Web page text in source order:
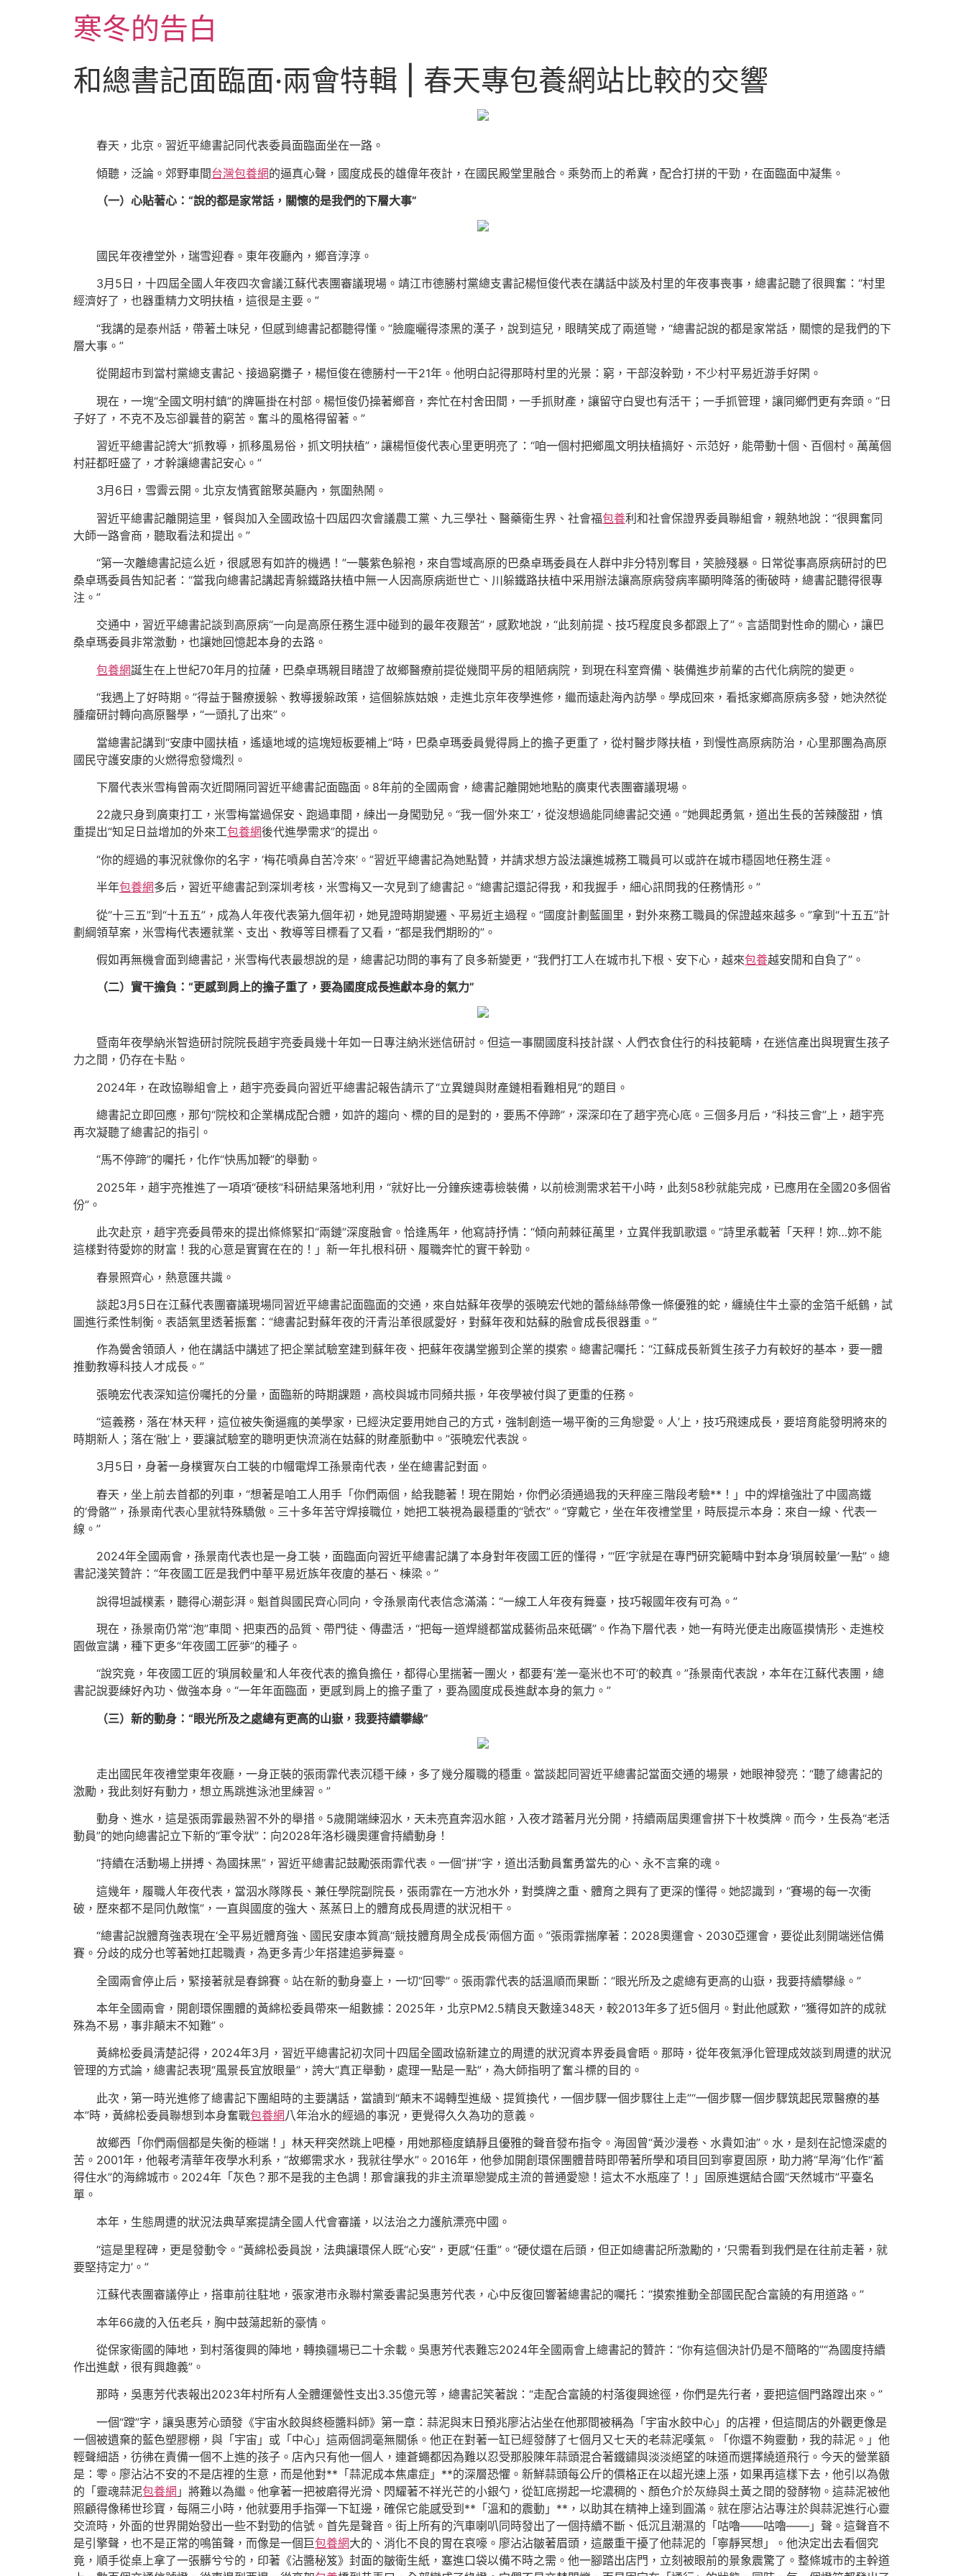
寒冬的告白
和總書記面臨面·兩會特輯 | 春天專包養網站比較的交響
春天，北京。習近平總書記同代表委員面臨面坐在一路。
傾聽，泛論。郊野車間台灣包養網的逼真心聲，國度成長的雄偉年夜計，在國民殿堂里融合。乘勢而上的希冀，配合打拼的干勁，在面臨面中凝集。
（一）心貼著心：“說的都是家常話，關懷的是我們的下層大事”
國民年夜禮堂外，瑞雪迎春。東年夜廳內，鄉音淳淳。
3月5日，十四屆全國人年夜四次會議江蘇代表團審議現場。靖江市德勝村黨總支書記楊恒俊代表在講話中談及村里的年夜事喪事，總書記聽了很興奮：“村里
經濟好了，也器重精力文明扶植，這很是主要。”
“我講的是泰州話，帶著土味兒，但感到總書記都聽得懂。”臉龐曬得漆黑的漢子，說到這兒，眼睛笑成了兩道彎，“總書記說的都是家常話，關懷的是我們的下
層大事。”
從開超市到當村黨總支書記、接過窮攤子，楊恒俊在德勝村一干21年。他明白記得那時村里的光景：窮，干部沒幹勁，不少村平易近游手好閑。
現在，一塊“全國文明村鎮”的牌匾掛在村部。楊恒俊仍操著鄉音，奔忙在村舍田間，一手抓財產，讓留守白叟也有活干；一手抓管理，讓同鄉們更有奔頭。“日
子好了，不克不及忘卻曩昔的窮苦。奮斗的風格得留著。”
習近平總書記誇大“抓教導，抓移風易俗，抓文明扶植”，讓楊恒俊代表心里更明亮了：“咱一個村把鄉風文明扶植搞好、示范好，能帶動十個、百個村。萬萬個
村莊都旺盛了，才幹讓總書記安心。”
3月6日，雪霽云開。北京友情賓館聚英廳內，氛圍熱鬧。
習近平總書記離開這里，餐與加入全國政協十四屆四次會議農工黨、九三學社、醫藥衛生界、社會福包養利和社會保證界委員聯組會，親熱地說：“很興奮同
大師一路會商，聽取看法和提出。”
“第一次離總書記這么近，很感恩有如許的機遇！”一襲紫色躲袍，來自雪域高原的巴桑卓瑪委員在人群中非分特別奪目，笑臉殘暴。日常從事高原病研討的巴
桑卓瑪委員告知記者：“當我向總書記講起青躲鐵路扶植中無一人因高原病逝世亡、川躲鐵路扶植中采用辦法讓高原病發病率顯明降落的衝破時，總書記聽得很專
注。”
交通中，習近平總書記談到高原病“一向是高原任務生涯中碰到的最年夜艱苦”，感歎地說，“此刻前提、技巧程度良多都跟上了”。言語間對性命的關心，讓巴
桑卓瑪委員非常激動，也讓她回憶起本身的去路。
包養網誕生在上世紀70年月的拉薩，巴桑卓瑪親目睹證了故鄉醫療前提從幾間平房的粗陋病院，到現在科室齊備、裝備進步前輩的古代化病院的變更。
“我遇上了好時期。”得益于醫療援躲、教導援躲政策，這個躲族姑娘，走進北京年夜學進修，繼而遠赴海內訪學。學成回來，看抵家鄉高原病多發，她決然從
腫瘤研討轉向高原醫學，“一頭扎了出來”。
當總書記講到“安康中國扶植，遙遠地域的這塊短板要補上”時，巴桑卓瑪委員覺得肩上的擔子更重了，從村醫步隊扶植，到慢性高原病防治，心里那團為高原
國民守護安康的火燃得愈發熾烈。
下層代表米雪梅曾兩次近間隔同習近平總書記面臨面。8年前的全國兩會，總書記離開她地點的廣東代表團審議現場。
22歲只身到廣東打工，米雪梅當過保安、跑過車間，練出一身闖勁兒。“我一個‘外來工’，從沒想過能同總書記交通。”她興起勇氣，道出生長的苦辣酸甜，慎
重提出“知足日益增加的外來工包養網後代進學需求”的提出。
“你的經過的事況就像你的名字，‘梅花噴鼻自苦冷來’。”習近平總書記為她點贊，并請求想方設法讓進城務工職員可以或許在城市穩固地任務生涯。
半年包養網多后，習近平總書記到深圳考核，米雪梅又一次見到了總書記。“總書記還記得我，和我握手，細心訊問我的任務情形。”
從“十三五”到“十五五”，成為人年夜代表第九個年初，她見證時期變遷、平易近主過程。“國度計劃藍圖里，對外來務工職員的保證越來越多。”拿到“十五五”計
劃綱領草案，米雪梅代表遷就業、支出、教導等目標看了又看，“都是我們期盼的”。
假如再無機會面到總書記，米雪梅代表最想說的是，總書記功問的事有了良多新變更，“我們打工人在城市扎下根、安下心，越來包養越安閒和自負了”。
（二）實干擔負：“更感到肩上的擔子重了，要為國度成長進獻本身的氣力”
暨南年夜學納米智造研討院院長趙宇亮委員幾十年如一日專注納米迷信研討。但這一事關國度科技計謀、人們衣食住行的科技範疇，在迷信產出與現實生孩子
力之間，仍存在卡點。
2024年，在政協聯組會上，趙宇亮委員向習近平總書記報告請示了“立異鏈與財產鏈相看難相見”的題目。
總書記立即回應，那句“院校和企業構成配合體，如許的趨向、標的目的是對的，要馬不停蹄”，深深印在了趙宇亮心底。三個多月后，“科技三會”上，趙宇亮
再次凝聽了總書記的指引。
“馬不停蹄”的囑托，化作“快馬加鞭”的舉動。
2025年，趙宇亮推進了一項項“硬核”科研結果落地利用，“就好比一分鐘疾速毒檢裝備，以前檢測需求若干小時，此刻58秒就能完成，已應用在全國20多個省
份”。
此次赴京，趙宇亮委員帶來的提出條條緊扣“兩鏈”深度融會。恰逢馬年，他寫詩抒情：“傾向荊棘征萬里，立異伴我凱歌還。”詩里承載著「天秤！妳…妳不能
這樣對待愛妳的財富！我的心意是實實在在的！」新一年扎根科研、履職奔忙的實干幹勁。
春景照齊心，熱意匯共識。
談起3月5日在江蘇代表團審議現場同習近平總書記面臨面的交通，來自姑蘇年夜學的張曉宏代她的蕾絲絲帶像一條優雅的蛇，纏繞住牛土豪的金箔千紙鶴，試
圖進行柔性制衡。表語氣里透著振奮：“總書記對蘇年夜的汗青沿革很感愛好，對蘇年夜和姑蘇的融會成長很器重。”
作為黌舍領頭人，他在講話中講述了把企業試驗室建到蘇年夜、把蘇年夜講堂搬到企業的摸索。總書記囑托：“江蘇成長新質生孩子力有較好的基本，要一體
推動教導科技人才成長。”
張曉宏代表深知這份囑托的分量，面臨新的時期課題，高校與城市同頻共振，年夜學被付與了更重的任務。
“這義務，落在‘林天秤，這位被失衡逼瘋的美學家，已經決定要用她自己的方式，強制創造一場平衡的三角戀愛。人’上，技巧飛速成長，要培育能發明將來的
時期新人；落在‘融’上，要讓試驗室的聰明更快流淌在姑蘇的財產脈動中。”張曉宏代表說。
3月5日，身著一身樸實灰白工裝的巾幗電焊工孫景南代表，坐在總書記對面。
春天，坐上前去首都的列車，“想著是咱工人用手「你們兩個，給我聽著！現在開始，你們必須通過我的天秤座三階段考驗**！」中的焊槍強壯了中國高鐵
的‘骨骼’”，孫景南代表心里就特殊驕傲。三十多年苦守焊接職位，她把工裝視為最穩重的“號衣”。“穿戴它，坐在年夜禮堂里，時辰提示本身：來自一線、代表一
線。”
2024年全國兩會，孫景南代表也是一身工裝，面臨面向習近平總書記講了本身對年夜國工匠的懂得，“‘匠’字就是在專門研究範疇中對本身‘瑣屑較量’一點”。總
書記淺笑贊許：“年夜國工匠是我們中華平易近族年夜廈的基石、棟梁。”
說得坦誠樸素，聽得心潮彭湃。魁首與國民齊心同向，令孫景南代表信念滿滿：“一線工人年夜有舞臺，技巧報國年夜有可為。”
現在，孫景南仍常“泡”車間、把東西的品質、帶門徒、傳盡活，“把每一道焊縫都當成藝術品來砥礪”。作為下層代表，她一有時光便走出廠區摸情形、走進校
園做宣講，種下更多“年夜國工匠夢”的種子。
“說究竟，年夜國工匠的‘瑣屑較量’和人年夜代表的擔負擔任，都得心里揣著一團火，都要有‘差一毫米也不可’的較真。”孫景南代表說，本年在江蘇代表團，總
書記說要練好內功、做強本身。“一年年面臨面，更感到肩上的擔子重了，要為國度成長進獻本身的氣力。”
（三）新的動身：“眼光所及之處總有更高的山嶽，我要持續攀緣”
走出國民年夜禮堂東年夜廳，一身正裝的張雨霏代表沉穩干練，多了幾分履職的穩重。當談起同習近平總書記當面交通的場景，她眼神發亮：“聽了總書記的
激勵，我此刻好有動力，想立馬跳進泳池里練習。”
動身、進水，這是張雨霏最熟習不外的舉措。5歲開端練泅水，天未亮直奔泅水館，入夜才踏著月光分開，持續兩屆奧運會拼下十枚獎牌。而今，生長為“老活
動員”的她向總書記立下新的“軍令狀”：向2028年洛杉磯奧運會持續動身！
“持續在活動場上拼搏、為國抹黑”，習近平總書記鼓勵張雨霏代表。一個“拼”字，道出活動員奮勇當先的心、永不言棄的魂。
這幾年，履職人年夜代表，當泅水隊隊長、兼任學院副院長，張雨霏在一方池水外，對獎牌之重、體育之興有了更深的懂得。她認識到，“賽場的每一次衝
破，歷來都不是同仇敵愾”，一直與國度的強大、蒸蒸日上的體育成長周遭的狀況相干。
“總書記說體育強表現在‘全平易近體育強、國民安康本質高’‘競技體育周全成長’兩個方面。”張雨霏揣摩著：2028奧運會、2030亞運會，要從此刻開端迷信備
賽。分歧的成分也等著她扛起職責，為更多青少年搭建追夢舞臺。
全國兩會停止后，緊接著就是春錦賽。站在新的動身臺上，一切“回零”。張雨霏代表的話溫順而果斷：“眼光所及之處總有更高的山嶽，我要持續攀緣。”
本年全國兩會，開創環保團體的黃綿松委員帶來一組數據：2025年，北京PM2.5精良天數達348天，較2013年多了近5個月。對此他感歎，“獲得如許的成就
殊為不易，事非顛末不知難”。
黃綿松委員清楚記得，2024年3月，習近平總書記初次同十四屆全國政協新建立的周遭的狀況資本界委員會晤。那時，從年夜氣淨化管理成效談到周遭的狀況
管理的方式論，總書記表現“風景長宜放眼量”，誇大“真正舉動，處理一點是一點”，為大師指明了奮斗標的目的。
此次，第一時光進修了總書記下團組時的主要講話，當讀到“顛末不竭轉型進級、提質換代，一個步驟一個步驟往上走”“一個步驟一個步驟筑起民眾醫療的基
本”時，黃綿松委員聯想到本身奮戰包養網八年治水的經過的事況，更覺得久久為功的意義。
故鄉西「你們兩個都是失衡的極端！」林天秤突然跳上吧檯，用她那極度鎮靜且優雅的聲音發布指令。海固曾“黃沙漫卷、水貴如油”。水，是刻在記憶深處的
苦。2001年，他報考清華年夜學水利系，“故鄉需求水，我就往學水”。2016年，他參加開創環保團體昔時即帶著所學和項目回到寧夏固原，助力將“旱海”化作“蓄
得住水”的海綿城市。2024年「灰色？那不是我的主色調！那會讓我的非主流單戀變成主流的普通愛戀！這太不水瓶座了！」固原進選結合國“天然城市”平臺名
單。
本年，生態周遭的狀況法典草案提請全國人代會審議，以法治之力護航漂亮中國。
“這是里程碑，更是發動令。”黃綿松委員說，法典讓環保人既“心安”，更感“任重”。“硬仗還在后頭，但正如總書記所激勵的，‘只需看到我們是在往前走著，就
要堅持定力’。”
江蘇代表團審議停止，搭車前往駐地，張家港市永聯村黨委書記吳惠芳代表，心中反復回響著總書記的囑托：“摸索推動全部國民配合富饒的有用道路。”
本年66歲的入伍老兵，胸中鼓蕩起新的豪情。
從保家衛國的陣地，到村落復興的陣地，轉換疆場已二十余載。吳惠芳代表難忘2024年全國兩會上總書記的贊許：“你有這個決計仍是不簡略的”“為國度持續
作出進獻，很有興趣義”。
那時，吳惠芳代表報出2023年村所有人全體運營性支出3.35億元等，總書記笑著說：“走配合富饒的村落復興途徑，你們是先行者，要把這個門路蹚出來。”
一個“蹚”字，讓吳惠芳心頭發《宇宙水餃與終極醬料師》第一章：蒜泥與末日預兆廖沾沾坐在他那間被稱為「宇宙水餃中心」的店裡，但這間店的外觀更像是
一個被遺棄的藍色塑膠棚，與「宇宙」或「中心」這兩個詞毫無關係。他正在對著一缸已經發酵了七個月又七天的老蒜泥嘆氣。「你還不夠靈動，我的蒜泥。」他
輕聲細語，彷彿在責備一個不上進的孩子。店內只有他一個人，連蒼蠅都因為難以忍受那股陳年蒜頭混合著鐵鏽與淡淡絕望的味道而選擇繞道飛行。今天的營業額
是：零。廖沾沾不安的不是店裡的生意，而是他對**「蒜泥成本焦慮症」**的深層恐懼。新鮮蒜頭每公斤的價格正在以超光速上漲，如果再這樣下去，他引以為傲
的「靈魂蒜泥包養網 」將難以為繼。他拿著一把被磨得光滑、閃耀著不祥光芒的小銀勺，從缸底撈起一坨濃稠的、顏色介於灰綠與土黃之間的發酵物。這蒜泥被他
照顧得像稀世珍寶，每隔三小時，他就要用手指彈一下缸邊，確保它能感受到**「溫和的震動」**，以助其在精神上達到圓滿。就在廖沾沾專注於與蒜泥進行心靈
交流時，外面的世界開始發出一些不對勁的信號。首先是聲音。街上所有的汽車喇叭同時發出了一個持續不斷、低沉且潮濕的「咕嚕——咕嚕——」聲。這聲音不
是引擎聲，也不是正常的鳴笛聲，而像是一個巨包養網大的、消化不良的胃在哀嚎。廖沾沾皺著眉頭，這嚴重干擾了他蒜泥的「寧靜冥想」。他決定出去看個究
竟，順手從桌上拿了一張髒兮兮的，印著《沾醬秘笈》封面的皺衛生紙，塞進口袋以備不時之需。他一腳踏出店門，立刻被眼前的景象震驚了。整條城市的主幹道